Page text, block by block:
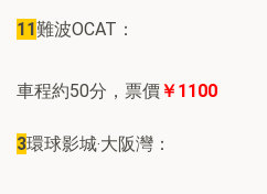
11難波OCAT：
車程約50分，票價￥1100
3環球影城‧大阪灣：